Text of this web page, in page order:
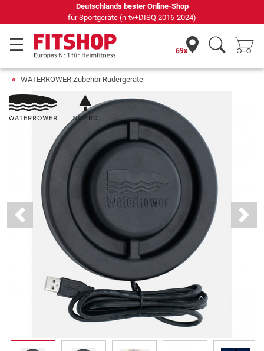
Deutschlands bester Online-Shop
für Sportgeräte (n-tv+DISQ 2016-2024)
69x
WATERROWER Zubehör Rudergeräte
Previous Next